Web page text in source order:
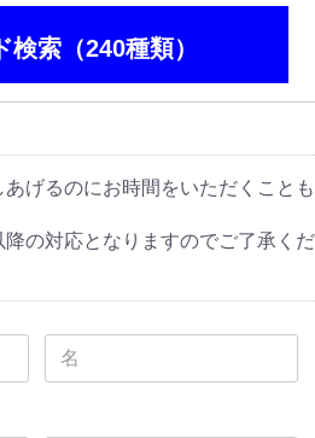
検索（240種類）
げるのにお時間をいただくことも
の対応となりますのでご了承くだ